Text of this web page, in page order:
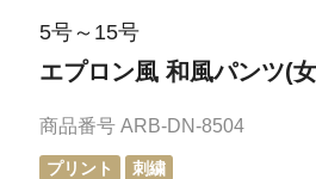
5号～15号
エプロン風 和風パンツ(
商品番号 ARB-DN-8504
プリント 刺繍